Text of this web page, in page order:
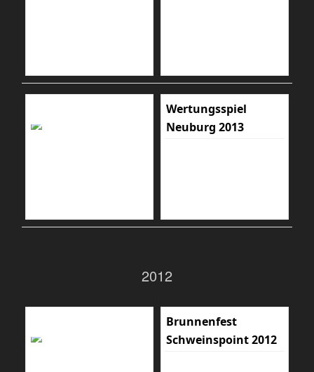
Wertungsspiel
Neuburg 2013
2012
Brunnenfest
Schweinspoint 2012